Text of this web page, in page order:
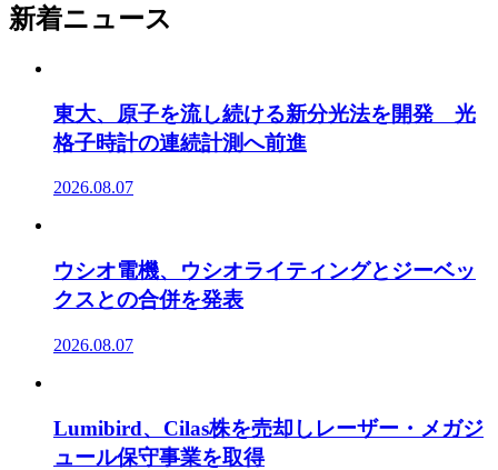
新着ニュース
東大、原子を流し続ける新分光法を開発 光
格子時計の連続計測へ前進
2026.08.07
ウシオ電機、ウシオライティングとジーベッ
クスとの合併を発表
2026.08.07
Lumibird、Cilas株を売却しレーザー・メガジ
ュール保守事業を取得